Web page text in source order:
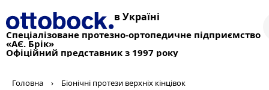
в Україні
Спеціалізоване протезно-ортопедичне підприємство
«АЄ. Брік»
Офіційний представник з 1997 року
Головна › Біонічні протези верхніх кінцівок